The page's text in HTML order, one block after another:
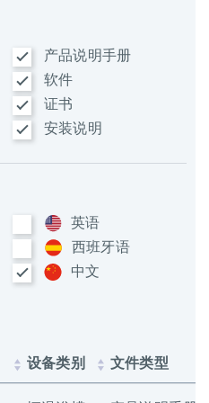
产品说明手册
软件
证书
安装说明
英语
西班牙语
中文
设备类别 文件类型